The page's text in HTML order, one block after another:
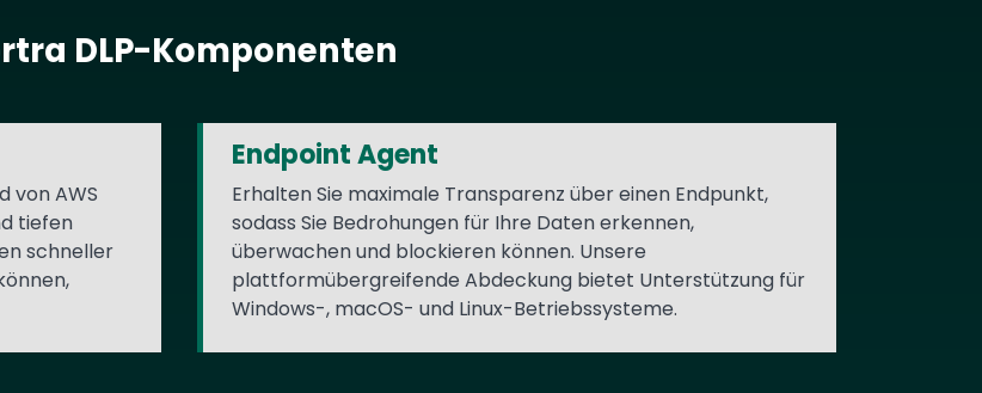
DLP-Komponenten
von AWS
tiefen
schneller
Endpoint Agent
Erhalten Sie maximale Transparenz über einen Endpunkt,
sodass Sie Bedrohungen für Ihre Daten erkennen,
überwachen und blockieren können. Unsere
plattformübergreifende Abdeckung bietet Unterstützung für
Windows-, macOS- und Linux-Betriebssysteme.